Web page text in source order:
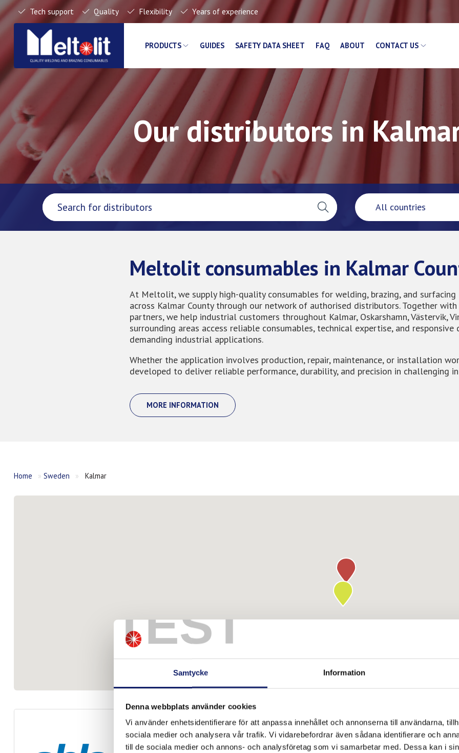
TEST
Samtycke Information
Denna webbplats använder cookies
Vi använder enhetsidentifierare för att anpassa innehållet och annonserna till användarna,
sociala medier och analysera vår trafik. Vi vidarebefordrar även sådana identifierare och
till de sociala medier och annons- och analysföretag som vi samarbetar med. Dessa kan i
Tech support Quality Flexibility Years of experience
PRODUCTS GUIDES SAFETY DATA SHEET FAQ ABOUT CONTACT US
Our distributors in
Meltolit consumables in Kalmar
At Meltolit, we supply high-quality consumables for welding, brazing, and
across Kalmar County through our network of authorised distributors. Together
partners, we help industrial customers throughout Kalmar, Oskarshamn, Västervik,
surrounding areas access reliable consumables, technical expertise, and
demanding industrial applications.
Whether the application involves production, repair, maintenance, or installation
developed to deliver reliable performance, durability, and precision in challenging
MORE INFORMATION
Home »Sweden » Kalmar